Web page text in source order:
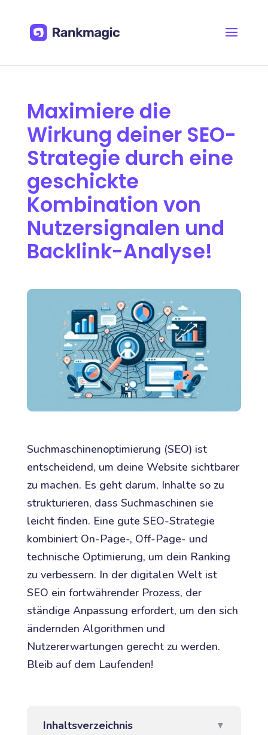
Maximiere die
Wirkung deiner SEO-
Strategie durch eine
geschickte
Kombination von
Nutzersignalen und
Backlink-Analyse!
Suchmaschinenoptimierung (SEO) ist
entscheidend, um deine Website sichtbarer
zu machen. Es geht darum, Inhalte so zu
strukturieren, dass Suchmaschinen sie
leicht finden. Eine gute SEO-Strategie
kombiniert On-Page-, Off-Page- und
technische Optimierung, um dein Ranking
zu verbessern. In der digitalen Welt ist
SEO ein fortwährender Prozess, der
ständige Anpassung erfordert, um den sich
ändernden Algorithmen und
Nutzererwartungen gerecht zu werden.
Bleib auf dem Laufenden!
Inhaltsverzeichnis ▼